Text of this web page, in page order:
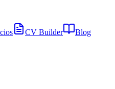
CV Builder Blog